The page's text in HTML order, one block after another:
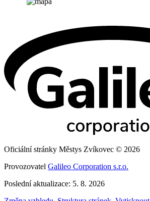
Oficiální stránky Městys Zvíkovec © 2026
Provozovatel Galileo Corporation s.r.o.
Poslední aktualizace: 5. 8. 2026